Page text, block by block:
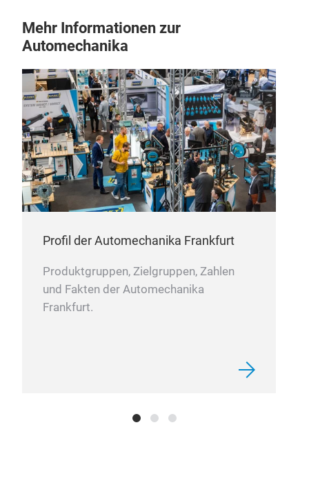
Mehr Informationen zur
Automechanika
Profil der Automechanika Frankfurt
Produktgruppen, Zielgruppen, Zahlen
und Fakten der Automechanika
Frankfurt.